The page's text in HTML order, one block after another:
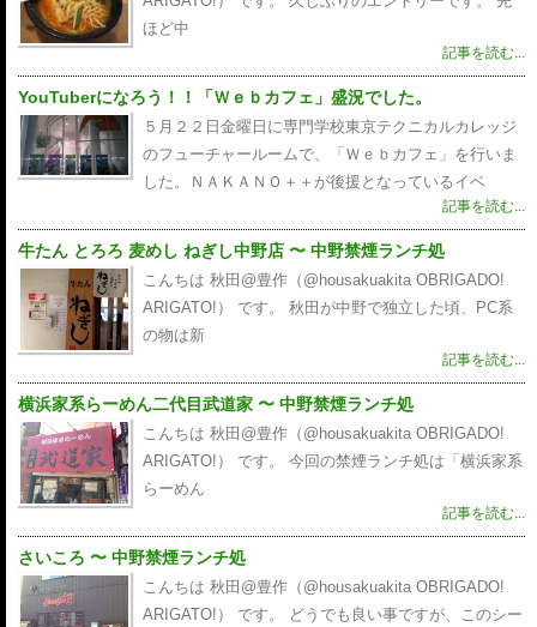
ほど中
記事を読む...
YouTuberになろう！！「Ｗｅｂカフェ」盛況でした。
５月２２日金曜日に専門学校東京テクニカルカレッジ
のフューチャールームで、「Ｗｅｂカフェ」を行いま
した。ＮＡＫＡＮＯ＋＋が後援となっているイベ
記事を読む...
牛たん とろろ 麦めし ねぎし中野店 〜 中野禁煙ランチ処
こんちは 秋田@豊作（@housakuakita‎ OBRIGADO!
ARIGATO!） です。 秋田が中野で独立した頃、PC系
の物は新
記事を読む...
横浜家系らーめん二代目武道家 〜 中野禁煙ランチ処
こんちは 秋田@豊作（@housakuakita‎ OBRIGADO!
ARIGATO!） です。 今回の禁煙ランチ処は「横浜家系
らーめん
記事を読む...
さいころ 〜 中野禁煙ランチ処
こんちは 秋田@豊作（@housakuakita‎ OBRIGADO!
ARIGATO!） です。 どうでも良い事ですが、このシー